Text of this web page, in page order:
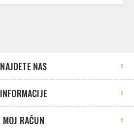
NAJDETE NAS
INFORMACIJE
MOJ RAČUN